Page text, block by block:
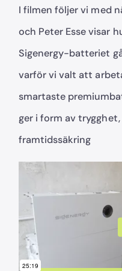
I filmen följer vi med
och Peter Esse visar
Sigenergy-batteriet
varför vi valt att
smartaste
ger i form av
framtidssäkring